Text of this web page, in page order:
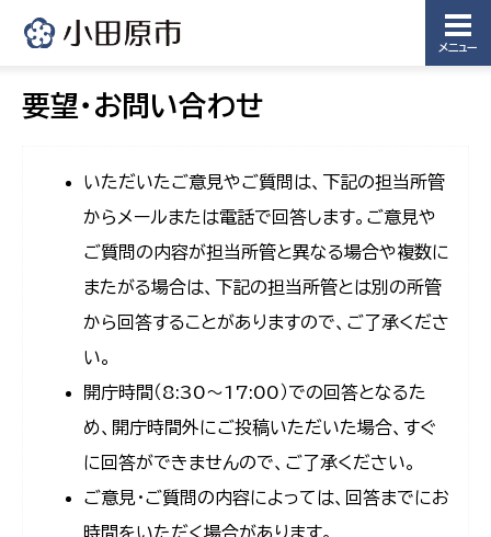
メニュー
要望・お問い合わせ
いただいたご意見やご質問は、下記の担当所管
からメールまたは電話で回答します。ご意見や
ご質問の内容が担当所管と異なる場合や複数に
またがる場合は、下記の担当所管とは別の所管
から回答することがありますので、ご了承くださ
い。
開庁時間（8:30〜17:00）での回答となるた
め、開庁時間外にご投稿いただいた場合、すぐ
に回答ができませんので、ご了承ください。
ご意見・ご質問の内容によっては、回答までにお
時間をいただく場合があります。